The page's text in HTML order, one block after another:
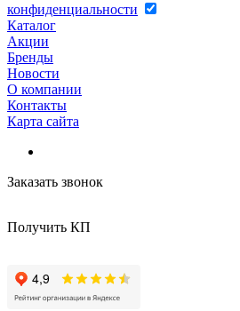
конфиденциальности
Каталог
Акции
Бренды
Новости
О компании
Контакты
Карта сайта
Заказать звонок
Получить КП